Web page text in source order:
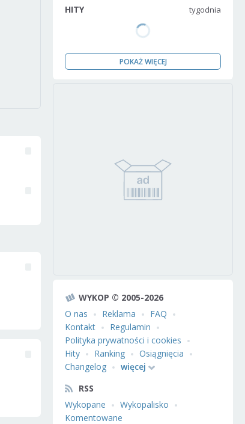
HITY tygodnia
POKAŻ WIĘCEJ
WYKOP © 2005-2026
O nas
Reklama
FAQ
Kontakt
Regulamin
Polityka prywatności i cookies
Hity
Ranking
Osiągnięcia
Changelog
więcej
RSS
Wykopane
Wykopalisko
Komentowane